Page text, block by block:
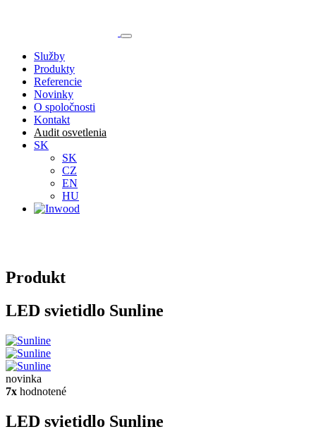
Služby
Produkty
Referencie
Novinky
O spoločnosti
Kontakt
Audit osvetlenia
SK
SK
CZ
EN
HU
Produkt
LED svietidlo Sunline
novinka
7x hodnotené
LED svietidlo Sunline